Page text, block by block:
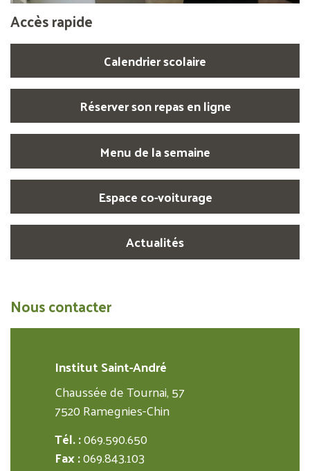
Accès rapide
Calendrier scolaire
Réserver son repas en ligne
Menu de la semaine
Espace co-voiturage
Actualités
Nous contacter
Institut Saint-André
Chaussée de Tournai, 57
7520 Ramegnies-Chin
Tél. :069.590.650
Fax :069.843.103